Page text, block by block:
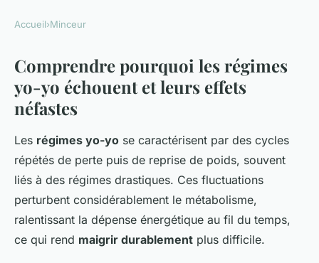
Découvrez Comment Maigrir
Durablement Sans Subir les
Effets Néfastes des Régimes
Yo-Yo
Accueil›Minceur
Comprendre pourquoi les régimes
yo-yo échouent et leurs effets
néfastes
Les régimes yo-yo se caractérisent par des cycles
répétés de perte puis de reprise de poids, souvent
liés à des régimes drastiques. Ces fluctuations
perturbent considérablement le métabolisme,
ralentissant la dépense énergétique au fil du temps,
ce qui rend maigrir durablement plus difficile.